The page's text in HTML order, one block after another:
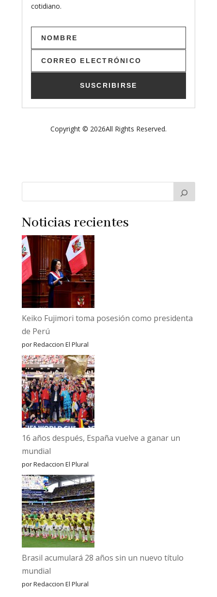
cotidiano.
SUSCRIBIRSE
Copyright © 2026All Rights Reserved.
Noticias recientes
Keiko Fujimori toma posesión como presidenta
de Perú
por Redaccion El Plural
16 años después, España vuelve a ganar un
mundial
por Redaccion El Plural
Brasil acumulará 28 años sin un nuevo título
mundial
por Redaccion El Plural